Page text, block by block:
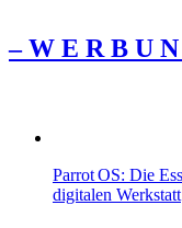
– W Ε R Β U Ν
Parrot OS: Die
digitalen Werkstatt